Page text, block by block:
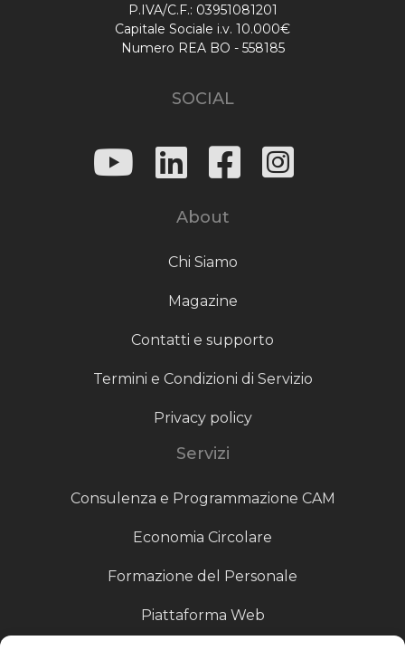
P.IVA/C.F.: 03951081201
Capitale Sociale i.v. 10.000€
Numero REA BO - 558185
SOCIAL
About
Chi Siamo
Magazine
Contatti e supporto
Termini e Condizioni di Servizio
Privacy policy
Servizi
Consulenza e Programmazione CAM
Economia Circolare
Formazione del Personale
Piattaforma Web